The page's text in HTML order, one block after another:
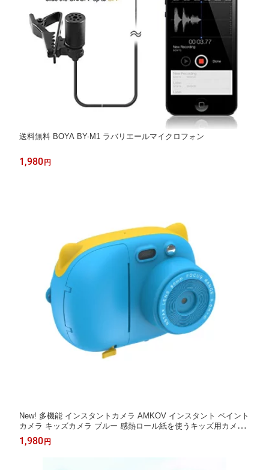
送料無料 BOYA BY-M1 ラバリエールマイクロフォン
1,980円
New! 多機能 インスタントカメラ AMKOV インスタント ペイント
カメラ キッズカメラ ブルー 感熱ロール紙を使うキッズ用カメラ
explore（エクスプローラ）
1,980円